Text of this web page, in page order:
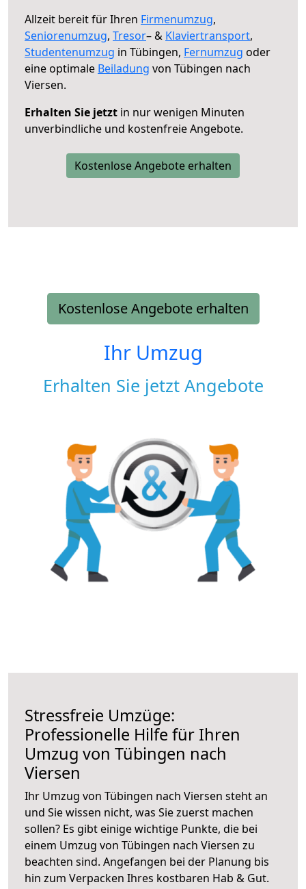
Allzeit bereit für Ihren Firmenumzug,
Seniorenumzug, Tresor– & Klaviertransport,
Studentenumzug in Tübingen, Fernumzug oder
eine optimale Beiladung von Tübingen nach
Viersen.
Erhalten Sie jetzt in nur wenigen Minuten
unverbindliche und kostenfreie Angebote.
Kostenlose Angebote erhalten
Kostenlose Angebote erhalten
Ihr Umzug
Erhalten Sie jetzt Angebote
Stressfreie Umzüge:
Professionelle Hilfe für Ihren
Umzug von Tübingen nach
Viersen
Ihr Umzug von Tübingen nach Viersen steht an
und Sie wissen nicht, was Sie zuerst machen
sollen? Es gibt einige wichtige Punkte, die bei
einem Umzug von Tübingen nach Viersen zu
beachten sind. Angefangen bei der Planung bis
hin zum Verpacken Ihres kostbaren Hab & Gut.